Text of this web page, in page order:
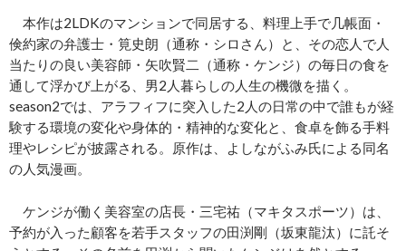
本作は2LDKのマンションで同居する、料理上手で几帳面・
倹約家の弁護士・筧史朗（通称・シロさん）と、その恋人で人
当たりの良い美容師・矢吹賢二（通称・ケンジ）の毎日の食を
通して浮かび上がる、男2人暮らしの人生の機微を描く。
season2では、アラフィフに突入した2人の日常の中で誰もが経
験する環境の変化や身体的・精神的な変化と、食卓を飾る手料
理やレシピが披露される。原作は、よしながふみ氏による同名
の人気漫画。
ケンジが働く美容室の店長・三宅祐（マキタスポーツ）は、
予約が入った顧客を若手スタッフの田渕剛（坂東龍汰）に託そ